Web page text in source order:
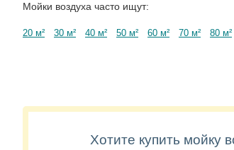
Мойки воздуха часто ищут:
20 м² 30 м² 40 м² 50 м² 60 м² 70 м² 80 м²
Хотите купить мойку